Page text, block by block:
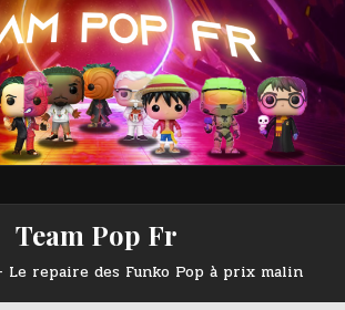
Team Pop Fr
Le repaire des Funko Pop à prix malin